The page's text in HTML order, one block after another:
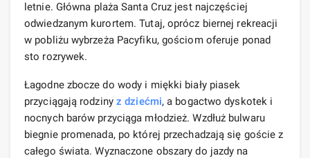
letnie. Główna plaża Santa Cruz jest najczęściej
odwiedzanym kurortem. Tutaj, oprócz biernej rekreacji
w pobliżu wybrzeża Pacyfiku, gościom oferuje ponad
sto rozrywek.
Łagodne zbocze do wody i miękki biały piasek
przyciągają rodziny z dziećmi, a bogactwo dyskotek i
nocnych barów przyciąga młodzież. Wzdłuż bulwaru
biegnie promenada, po której przechadzają się goście z
całego świata. Wyznaczone obszary do jazdy na